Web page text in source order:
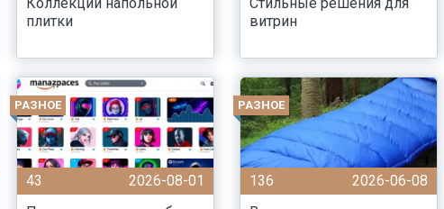
плитки
витрин
РАЗНОЕ
43
2026-08-01
РАЗНОЕ
136
2026-06-08